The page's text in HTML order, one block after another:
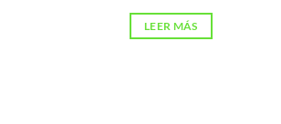
LEER MÁS